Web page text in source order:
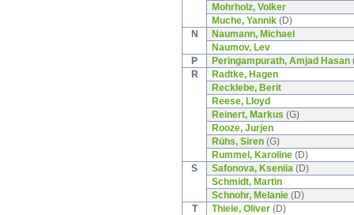
Mohrholz, Volker
Muche, Yannik(D)
N
Naumann, Michael
Naumov, Lev
P
Peringampurath, Amjad Hasan
R
Radtke, Hagen
Recklebe, Berit
Reese, Lloyd
Reinert, Markus (G)
Rooze, Jurjen
Rühs, Siren(G)
Rummel, Karoline(D)
S
Safonova, Kseniia(D)
Schmidt, Martin
Schnohr, Melanie(D)
T
Thiele, Oliver(D)